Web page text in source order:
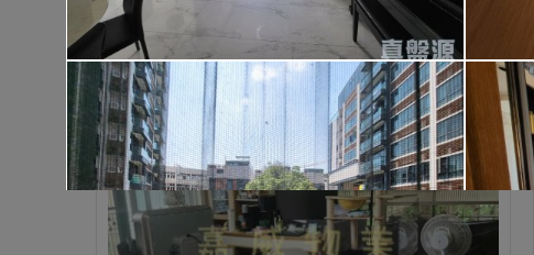
建築 3631呎
實用 2542呎@$6,688
租 $76,800
售$17,000,000
置頂